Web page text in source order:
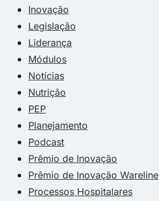
Inovação
Legislação
Liderança
Módulos
Notícias
Nutrição
PEP
Planejamento
Podcast
Prêmio de Inovação
Prêmio de Inovação Wareline
Processos Hospitalares